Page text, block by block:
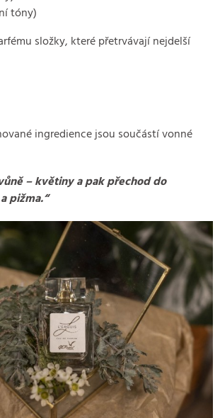
tóny)
složky, které přetrvávají nejdelší
ingredience jsou součástí vonné
– květiny a pak přechod do
pižma.“